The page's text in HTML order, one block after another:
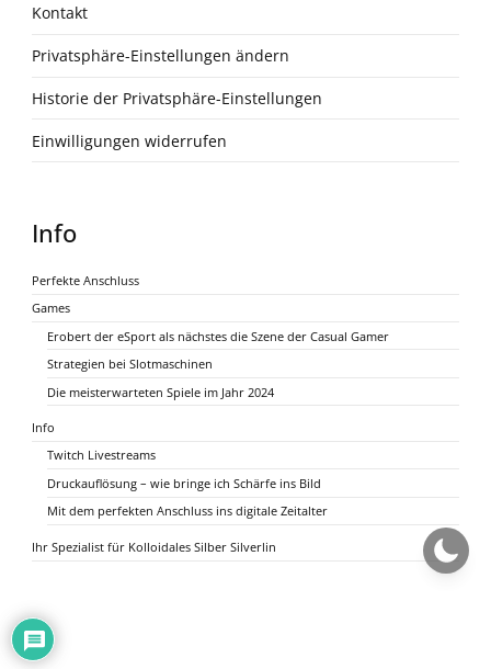
Kontakt
Privatsphäre-Einstellungen ändern
Historie der Privatsphäre-Einstellungen
Einwilligungen widerrufen
Info
Perfekte Anschluss
Games
Erobert der eSport als nächstes die Szene der Casual Gamer
Strategien bei Slotmaschinen
Die meisterwarteten Spiele im Jahr 2024
Info
Twitch Livestreams
Druckauflösung – wie bringe ich Schärfe ins Bild
Mit dem perfekten Anschluss ins digitale Zeitalter
Ihr Spezialist für Kolloidales Silber Silverlin